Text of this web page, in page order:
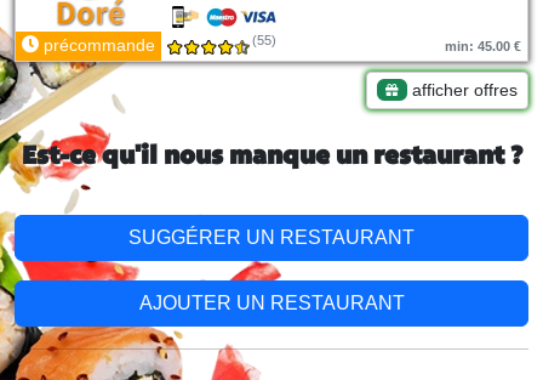
précommande (55) min: 45.00 €
afficher offres
Est-ce qu'il nous manque un restaurant ?
SUGGÉRER UN RESTAURANT
AJOUTER UN RESTAURANT